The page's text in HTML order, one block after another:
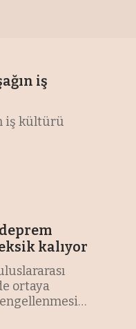
iş
iş kültürü
kalıyor
ortaya
…